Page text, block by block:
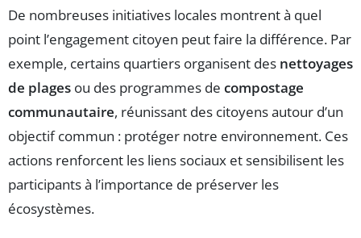
De nombreuses initiatives locales montrent à quel
point l’engagement citoyen peut faire la différence. Par
exemple, certains quartiers organisent des nettoyages
de plages ou des programmes de compostage
communautaire, réunissant des citoyens autour d’un
objectif commun : protéger notre environnement. Ces
actions renforcent les liens sociaux et sensibilisent les
participants à l’importance de préserver les
écosystèmes.